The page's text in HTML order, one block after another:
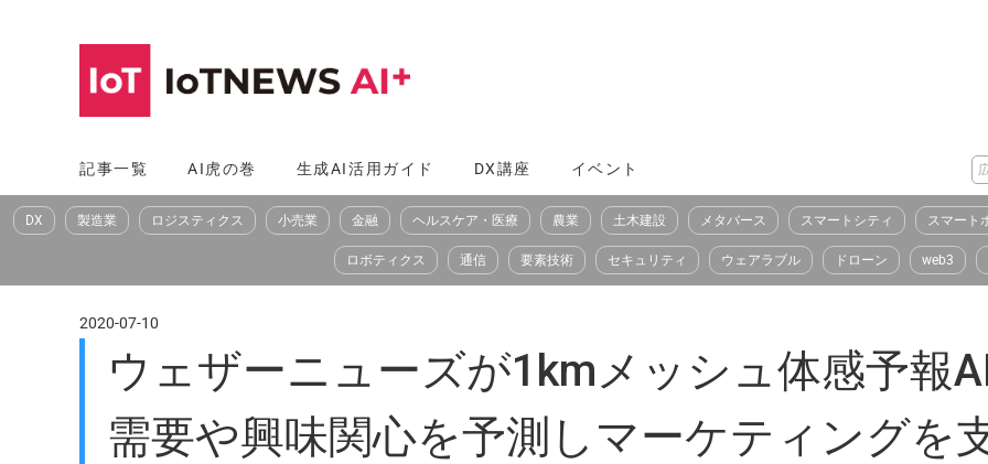
へ
ス
記事一覧 AI虎の巻 生成AI活用ガイド DX講座 イベント
DX 製造業 ロジスティクス 小売業 金融 ヘルスケア・医療 農業 土木建設 メタバース スマートシティ スマート
ロボティクス 通信 要素技術 セキュリティ ウェアラブル ドローン web3
2020-07-10
ウェザーニューズが1kmメッシュ体感予報
需要や興味関心を予測しマーケティングを